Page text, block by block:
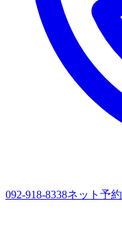
092-918-8338ネット予約